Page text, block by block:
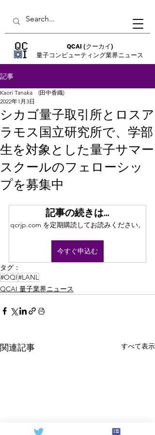
QCAI (クーカイ)
量子コンピューティング業界ニュース
記事
シカゴ量子取引所とロスア
ラモス国立研究所で、学部
生を対象とした量子サマー
スクールのフェローシッ
プを募集中
Kaori Tanaka (田中香織)
2022年1月3日
記事の続きは…
qcrjp.com を定期購読してお読みください。
今すぐ申込む
タグ：
#OQI#LANL
QCAI 量子業界ニュース
関連記事 すべて表示